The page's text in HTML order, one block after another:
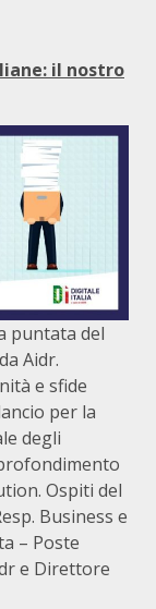
il nostro
puntata del
Aidr.
e sfide
per la
degli
Ospiti del
Business e
– Poste
e Direttore